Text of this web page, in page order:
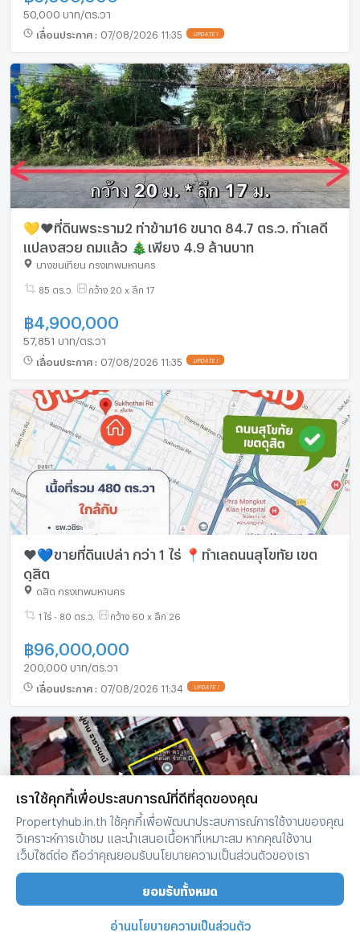
50,000 บาท/ตร.วา
เลื่อนประกาศ : 07/08/2026 11:35 UPDATE !
💛❤️ที่ดินพระราม2 ท่าข้าม16 ขนาด 84.7 ตร.ว. ทำเลดี
แปลงสวย ถมแล้ว ​🎄เพียง 4.9 ล้านบาท
บางขุนเทียน กรุงเทพมหานคร
85 ตร.ว. กว้าง 20 x ลึก 17
฿ 4,900,000
57,851 บาท/ตร.วา
เลื่อนประกาศ : 07/08/2026 11:35 UPDATE !
❤️💙ขายที่ดินเปล่า กว่า 1 ไร่ 📍ทำเลถนนสุโขทัย เขต
ดุสิต
ดุสิต กรุงเทพมหานคร
1 ไร่ - 80 ตร.ว. กว้าง 60 x ลึก 26
฿96,000,000
200,000 บาท/ตร.วา
เลื่อนประกาศ : 07/08/2026 11:34 UPDATE !
ใน หมู่บ้านธารารมณ์ รามคำแหง 150 🔥เพียง 8.70 ลบ.
เราใช้คุกกี้เพื่อประสบการณ์ที่ดีที่สุดของคุณ
Propertyhub.in.th ใช้คุกกี้เพื่อพัฒนาประสบการณ์การใช้งานของคุณ
วิเคราะห์การเข้าชม และนำเสนอเนื้อหาที่เหมาะสม หากคุณใช้งาน
เว็บไซต์ต่อ ถือว่าคุณยอมรับนโยบายความเป็นส่วนตัวของเรา
ยอมรับทั้งหมด
อ่านนโยบายความเป็นส่วนตัว